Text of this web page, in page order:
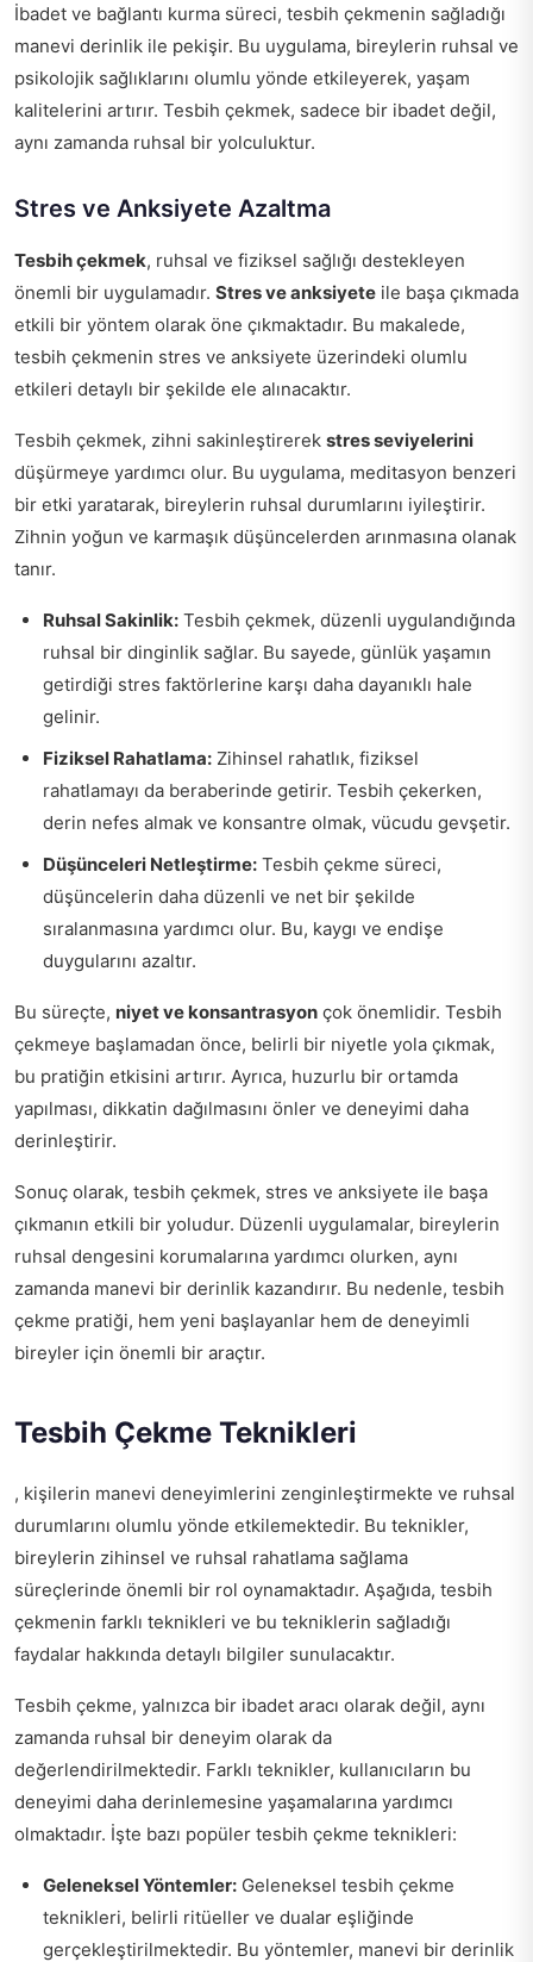
İbadet ve bağlantı kurma süreci, tesbih çekmenin sağladığı
manevi derinlik ile pekişir. Bu uygulama, bireylerin ruhsal ve
psikolojik sağlıklarını olumlu yönde etkileyerek, yaşam
kalitelerini artırır. Tesbih çekmek, sadece bir ibadet değil,
aynı zamanda ruhsal bir yolculuktur.
Stres ve Anksiyete Azaltma
Tesbih çekmek, ruhsal ve fiziksel sağlığı destekleyen
önemli bir uygulamadır. Stres ve anksiyete ile başa çıkmada
etkili bir yöntem olarak öne çıkmaktadır. Bu makalede,
tesbih çekmenin stres ve anksiyete üzerindeki olumlu
etkileri detaylı bir şekilde ele alınacaktır.
Tesbih çekmek, zihni sakinleştirerek stres seviyelerini
düşürmeye yardımcı olur. Bu uygulama, meditasyon benzeri
bir etki yaratarak, bireylerin ruhsal durumlarını iyileştirir.
Zihnin yoğun ve karmaşık düşüncelerden arınmasına olanak
tanır.
Ruhsal Sakinlik: Tesbih çekmek, düzenli uygulandığında
ruhsal bir dinginlik sağlar. Bu sayede, günlük yaşamın
getirdiği stres faktörlerine karşı daha dayanıklı hale
gelinir.
Fiziksel Rahatlama: Zihinsel rahatlık, fiziksel
rahatlamayı da beraberinde getirir. Tesbih çekerken,
derin nefes almak ve konsantre olmak, vücudu gevşetir.
Düşünceleri Netleştirme: Tesbih çekme süreci,
düşüncelerin daha düzenli ve net bir şekilde
sıralanmasına yardımcı olur. Bu, kaygı ve endişe
duygularını azaltır.
Bu süreçte, niyet ve konsantrasyon çok önemlidir. Tesbih
çekmeye başlamadan önce, belirli bir niyetle yola çıkmak,
bu pratiğin etkisini artırır. Ayrıca, huzurlu bir ortamda
yapılması, dikkatin dağılmasını önler ve deneyimi daha
derinleştirir.
Sonuç olarak, tesbih çekmek, stres ve anksiyete ile başa
çıkmanın etkili bir yoludur. Düzenli uygulamalar, bireylerin
ruhsal dengesini korumalarına yardımcı olurken, aynı
zamanda manevi bir derinlik kazandırır. Bu nedenle, tesbih
çekme pratiği, hem yeni başlayanlar hem de deneyimli
bireyler için önemli bir araçtır.
Tesbih Çekme Teknikleri
, kişilerin manevi deneyimlerini zenginleştirmekte ve ruhsal
durumlarını olumlu yönde etkilemektedir. Bu teknikler,
bireylerin zihinsel ve ruhsal rahatlama sağlama
süreçlerinde önemli bir rol oynamaktadır. Aşağıda, tesbih
çekmenin farklı teknikleri ve bu tekniklerin sağladığı
faydalar hakkında detaylı bilgiler sunulacaktır.
Tesbih çekme, yalnızca bir ibadet aracı olarak değil, aynı
zamanda ruhsal bir deneyim olarak da
değerlendirilmektedir. Farklı teknikler, kullanıcıların bu
deneyimi daha derinlemesine yaşamalarına yardımcı
olmaktadır. İşte bazı popüler tesbih çekme teknikleri:
Geleneksel Yöntemler: Geleneksel tesbih çekme
teknikleri, belirli ritüeller ve dualar eşliğinde
gerçekleştirilmektedir. Bu yöntemler, manevi bir derinlik